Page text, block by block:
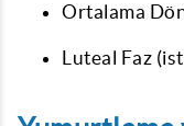
Ortalama
Luteal Faz